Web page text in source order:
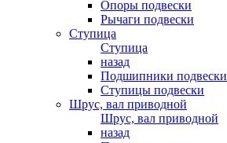
Опоры подвески
Рычаги подвески
Ступица
Ступица
назад
Подшипники подвески
Ступицы подвески
Шрус, вал приводной
Шрус, вал приводной
назад